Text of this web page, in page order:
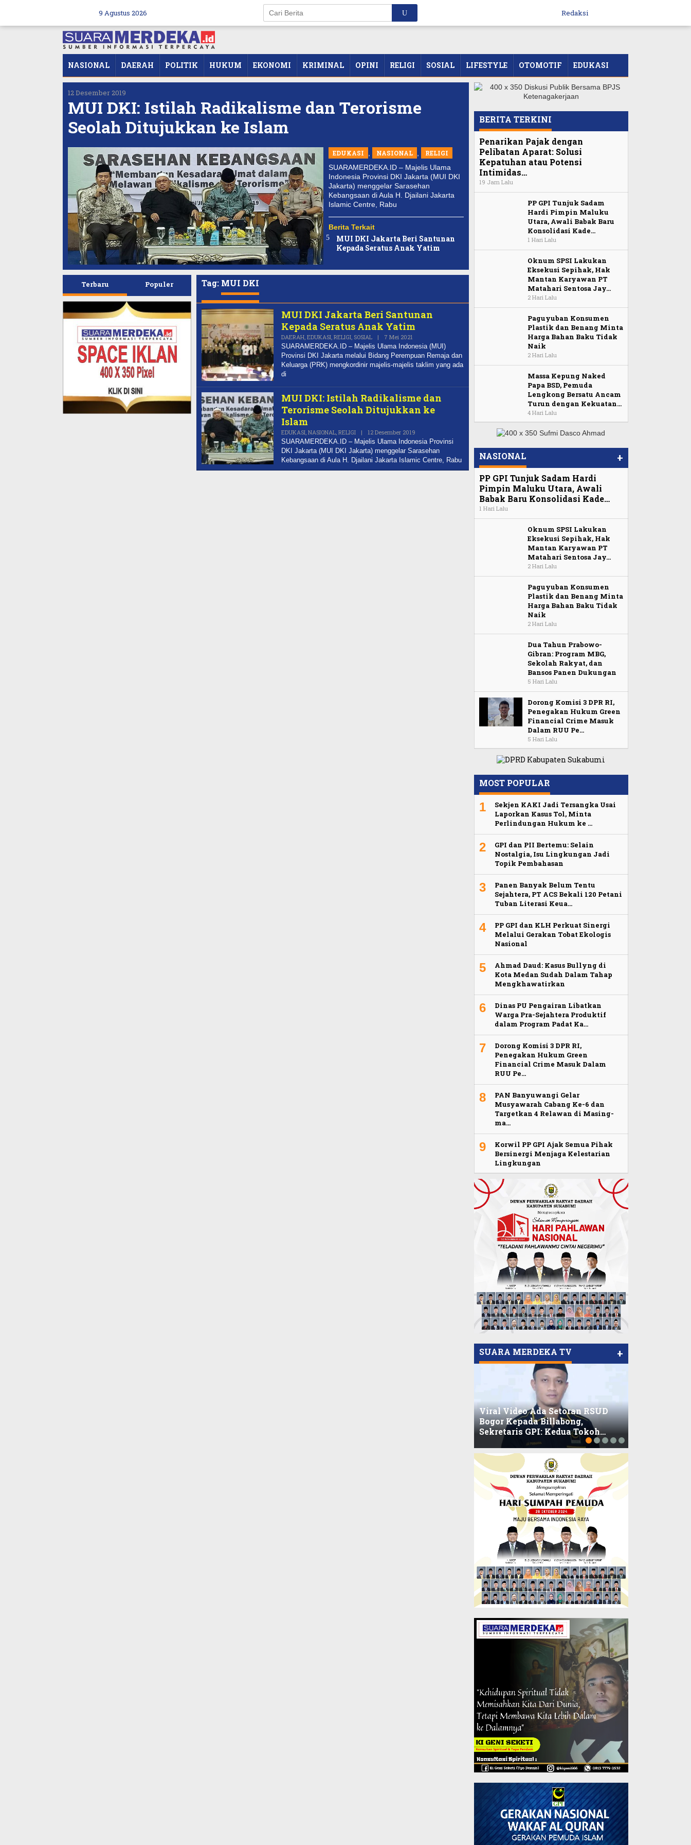
9 Agustus 2026 Redaksi
NASIONAL DAERAH POLITIK HUKUM EKONOMI KRIMINAL OPINI RELIGI SOSIAL LIFESTYLE OTOMOTIF EDUKASI
12 Desember 2019
MUI DKI: Istilah Radikalisme dan Terorisme
Seolah Ditujukkan ke Islam
EDUKASI NASIONAL
RELIGI
SUARAMERDEKA.ID – Majelis Ulama
Indonesia Provinsi DKI Jakarta (MUI DKI
Jakarta) menggelar Sarasehan
Kebangsaan di Aula H. Djailani Jakarta
Islamic Centre, Rabu
Berita Terkait
MUI DKI Jakarta Beri Santunan
Kepada Seratus Anak Yatim
Terbaru Populer Tag: MUI DKI
MUI DKI Jakarta Beri Santunan
Kepada Seratus Anak Yatim
DAERAH, EDUKASI, RELIGI, SOSIAL | 7 Mei 2021
REDAKSI
SUARAMERDEKA.ID – Majelis Ulama Indonesia (MUI)
Provinsi DKI Jakarta melalui Bidang Perempuan Remaja dan
Keluarga (PRK) mengkordinir majelis-majelis taklim yang ada
di
MUI DKI: Istilah Radikalisme dan
Terorisme Seolah Ditujukkan ke
Islam
EDUKASI, NASIONAL, RELIGI | 12 Desember 2019
REDAKSI
SUARAMERDEKA.ID – Majelis Ulama Indonesia Provinsi
DKI Jakarta (MUI DKI Jakarta) menggelar Sarasehan
Kebangsaan di Aula H. Djailani Jakarta Islamic Centre, Rabu
BERITA TERKINI
Penarikan Pajak dengan
Pelibatan Aparat: Solusi
Kepatuhan atau Potensi
Intimidas…
19 Jam Lalu
PP GPI Tunjuk Sadam
Hardi Pimpin Maluku
Utara, Awali Babak Baru
Konsolidasi Kade…
1 Hari Lalu
Oknum SPSI Lakukan
Eksekusi Sepihak, Hak
Mantan Karyawan PT
Matahari Sentosa Jay…
2 Hari Lalu
Paguyuban Konsumen
Plastik dan Benang Minta
Harga Bahan Baku Tidak
Naik
2 Hari Lalu
Massa Kepung Naked
Papa BSD, Pemuda
Lengkong Bersatu Ancam
Turun dengan Kekuatan…
4 Hari Lalu
NASIONAL +
PP GPI Tunjuk Sadam Hardi
Pimpin Maluku Utara, Awali
Babak Baru Konsolidasi Kade…
1 Hari Lalu
Oknum SPSI Lakukan
Eksekusi Sepihak, Hak
Mantan Karyawan PT
Matahari Sentosa Jay…
2 Hari Lalu
Paguyuban Konsumen
Plastik dan Benang Minta
Harga Bahan Baku Tidak
Naik
2 Hari Lalu
Dua Tahun Prabowo-
Gibran: Program MBG,
Sekolah Rakyat, dan
Bansos Panen Dukungan
5 Hari Lalu
Dorong Komisi 3 DPR RI,
Penegakan Hukum Green
Financial Crime Masuk
Dalam RUU Pe…
5 Hari Lalu
MOST POPULAR
1
Sekjen KAKI Jadi Tersangka Usai
Laporkan Kasus Tol, Minta
Perlindungan Hukum ke …
2
GPI dan PII Bertemu: Selain
Nostalgia, Isu Lingkungan Jadi
Topik Pembahasan
3
Panen Banyak Belum Tentu
Sejahtera, PT ACS Bekali 120 Petani
Tuban Literasi Keua…
4
PP GPI dan KLH Perkuat Sinergi
Melalui Gerakan Tobat Ekologis
Nasional
5
Ahmad Daud: Kasus Bullyng di
Kota Medan Sudah Dalam Tahap
Mengkhawatirkan
6
Dinas PU Pengairan Libatkan
Warga Pra-Sejahtera Produktif
dalam Program Padat Ka…
7
Dorong Komisi 3 DPR RI,
Penegakan Hukum Green
Financial Crime Masuk Dalam
RUU Pe…
8
PAN Banyuwangi Gelar
Musyawarah Cabang Ke-6 dan
Targetkan 4 Relawan di Masing-
ma…
9
Korwil PP GPI Ajak Semua Pihak
Bersinergi Menjaga Kelestarian
Lingkungan
SUARA MERDEKA TV +
Viral Video Ada Setoran RSUD
Bogor Kepada Billabong,
Sekretaris GPI: Kedua Tokoh…